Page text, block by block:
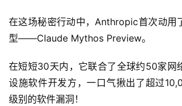
在这场秘密行动中，Anthropic首次动用
型——Claude Mythos Preview。
在短短30天内，它联合了全球约50家网
设施软件开发方，一口气揪出了超过
级别的软件漏洞！